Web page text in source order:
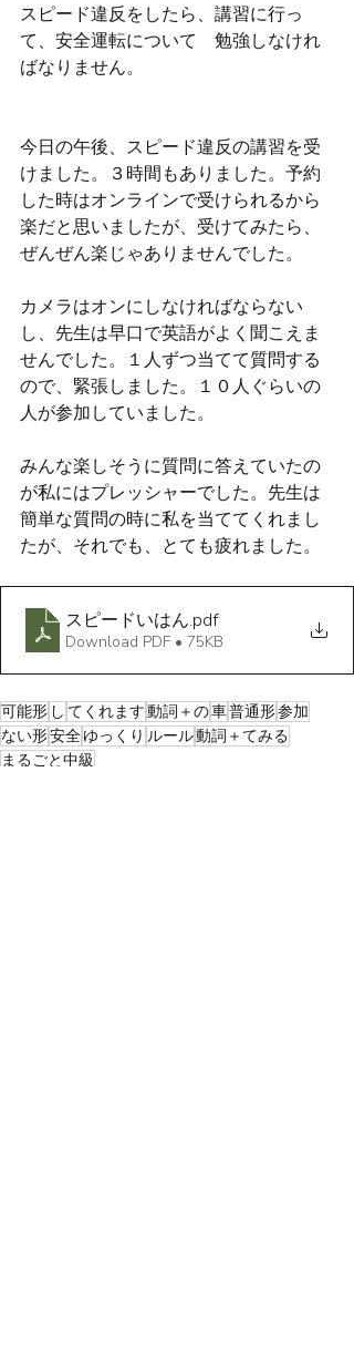
スピード違反をしたら、講習に行っ
て、安全運転について　勉強しなけれ
ばなりません。
今日の午後、スピード違反の講習を受
けました。３時間もありました。予約
した時はオンラインで受けられるから
楽だと思いましたが、受けてみたら、
ぜんぜん楽じゃありませんでした。
カメラはオンにしなければならない
し、先生は早口で英語がよく聞こえま
せんでした。１人ずつ当てて質問する
ので、緊張しました。１０人ぐらいの
人が参加していました。
みんな楽しそうに質問に答えていたの
が私にはプレッシャーでした。先生は
簡単な質問の時に私を当ててくれまし
たが、それでも、とても疲れました。
スピードいはん.pdf
Download PDF • 75KB
可能形 し てくれます動詞＋の車普通形参加
ない形安全ゆっくり ルール動詞＋てみる
まるごと中級